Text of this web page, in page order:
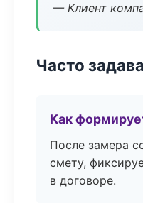
— Клиент
Часто
Как
После замера
смету,
в договоре.